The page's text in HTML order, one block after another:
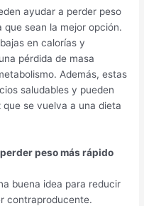
ayudar a perder peso
sean la mejor opción.
en calorías y
pérdida de masa
Además, estas
saludables y pueden
se vuelva a una dieta
peso más rápido
buena idea para reducir
contraproducente.